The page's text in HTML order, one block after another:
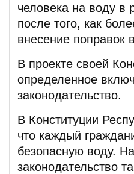
человека на воду в
после того, как
внесение поправок
В проекте своей
определенное
законодательство.
В Конституции
что каждый
безопасную воду.
законодательство